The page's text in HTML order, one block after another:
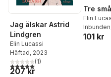
Jag älskar Astrid
Lindgren
Elin Lucassi
Häftad, 2023
5,0utav 5 stjärnor. Totalt antal
(1)
207 kr
Tre
Elin
Inbunden
101 kr